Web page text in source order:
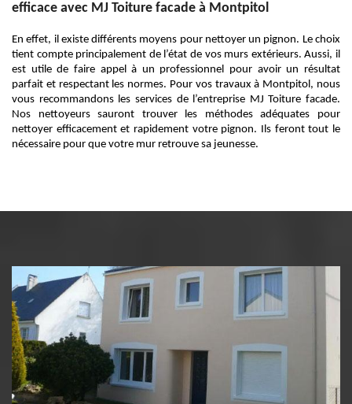
efficace avec MJ Toiture facade à Montpitol
En effet, il existe différents moyens pour nettoyer un pignon. Le choix
tient compte principalement de l’état de vos murs extérieurs. Aussi, il
est utile de faire appel à un professionnel pour avoir un résultat
parfait et respectant les normes. Pour vos travaux à Montpitol, nous
vous recommandons les services de l’entreprise MJ Toiture facade.
Nos nettoyeurs sauront trouver les méthodes adéquates pour
nettoyer efficacement et rapidement votre pignon. Ils feront tout le
nécessaire pour que votre mur retrouve sa jeunesse.